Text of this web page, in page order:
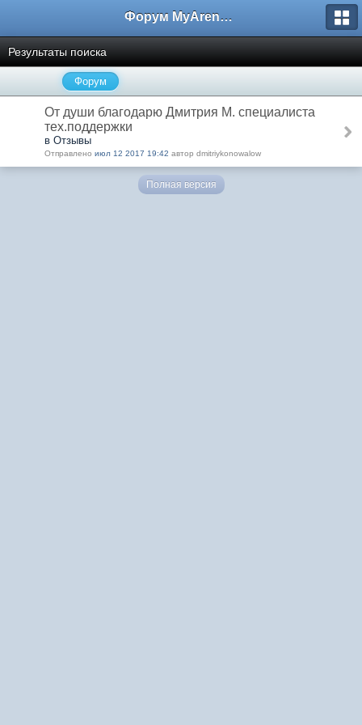
Форум MyArena.ru
Результаты поиска
Форум
От души благодарю Дмитрия М. специалиста
тех.поддержки
в Отзывы
Отправлено июл 12 2017 19:42 автор dmitriykonowalow
Полная версия